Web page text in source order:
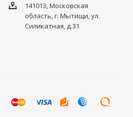
141013, Московская
область, г. Мытищи, ул.
Силикатная, д.31